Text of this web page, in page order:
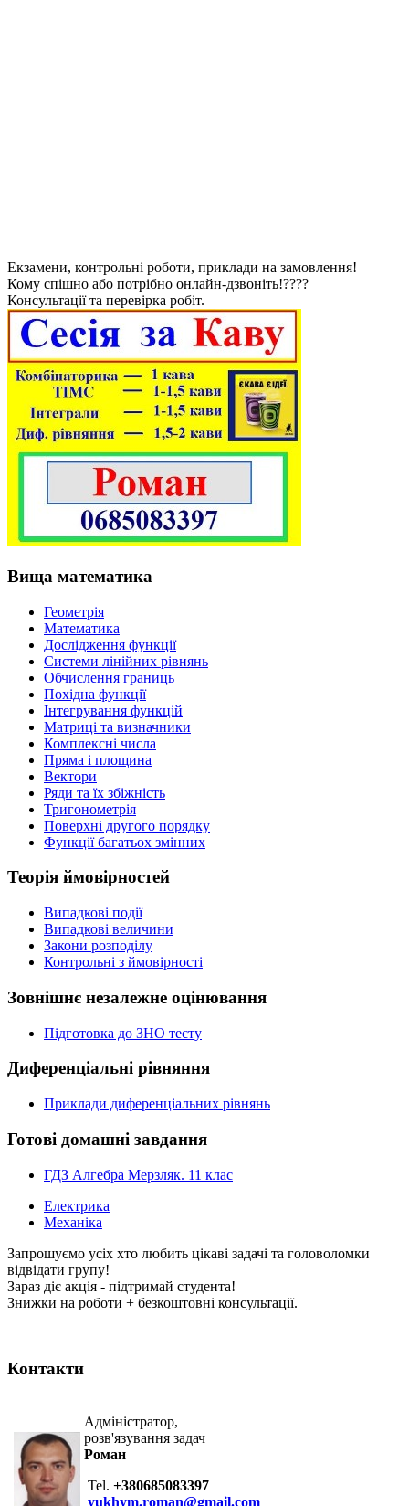
Екзамени, контрольні роботи, приклади на замовлення!
Кому спішно або потрібно онлайн-дзвоніть!????
Консультації та перевірка робіт.
Вища математика
Геометрія
Математика
Дослідження функції
Системи лінійних рівнянь
Обчислення границь
Похідна функції
Інтегрування функцій
Матриці та визначники
Комплексні числа
Пряма і площина
Вектори
Ряди та їх збіжність
Тригонометрія
Поверхні другого порядку
Функції багатьох змінних
Теорія ймовірностей
Випадкові події
Випадкові величини
Закони розподілу
Контрольні з ймовірності
Зовнішнє незалежне оцінювання
Підготовка до ЗНО тесту
Диференціальні рівняння
Приклади диференціальних рівнянь
Готові домашні завдання
ГДЗ Алгебра Мерзляк. 11 клас
Електрика
Механіка
Запрошуємо усіх хто любить цікаві задачі та головоломки
відвідати групу!
Зараз діє акція - підтримай студента!
Знижки на роботи + безкоштовні консультації.
Контакти
Адміністратор,
розв'язування задач
Роман
Tel. +380685083397
yukhym.roman@gmail.com